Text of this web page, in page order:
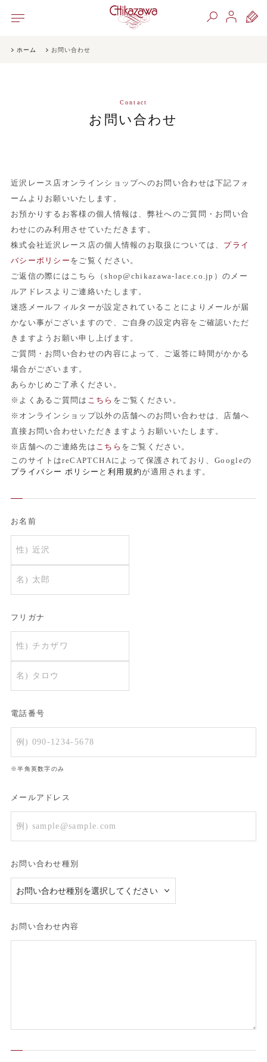
ホーム お問い合わせ
Contact
お問い合わせ
近沢レース店オンラインショップへのお問い合わせは下記フォ
ームよりお願いいたします。
お預かりするお客様の個人情報は、弊社へのご質問・お問い合
わせにのみ利用させていただきます。
株式会社近沢レース店の個人情報のお取扱については、 プライ
バシーポリシー をご覧ください。
ご返信の際にはこちら（shop@chikazawa-lace.co.jp）のメー
ルアドレスよりご連絡いたします。
迷惑メールフィルターが設定されていることによりメールが届
かない事がございますので、ご自身の設定内容をご確認いただ
きますようお願い申し上げます。
ご質問・お問い合わせの内容によって、ご返答に時間がかかる
場合がございます。
あらかじめご了承ください。
※よくあるご質問は こちら をご覧ください。
※オンラインショップ以外の店舗へのお問い合わせは、店舗へ
直接お問い合わせいただきますようお願いいたします。
※店舗へのご連絡先は こちら をご覧ください。
このサイトはreCAPTCHAによって保護されており、Googleの
プライバシー ポリシー と 利用規約が適用されます。
お名前
フリガナ
電話番号
※半角英数字のみ
メールアドレス
お問い合わせ種別
お問い合わせ内容